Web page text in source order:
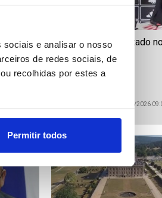
sociais e analisar o nosso
de redes sociais, de
recolhidas por estes a
Permitir todos
a
'Vozinha' apresentado
do Chile
Date: 05/08/2026